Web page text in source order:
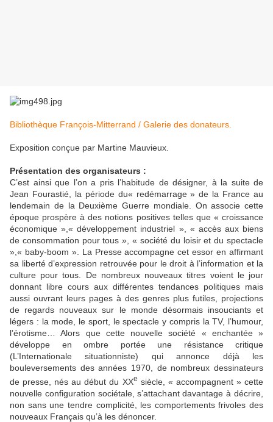
Bibliothèque François-Mitterrand / Galerie des donateurs
Exposition conçue par Martine Mauvieux.
Présentation des organisateurs :
C’est ainsi que l’on a pris l’habitude de désigner, à la suite de
Jean Fourastié, la période du« redémarrage » de la France au
lendemain de la Deuxième Guerre mondiale. On associe cette
époque prospère à des notions positives telles que « croissance
économique »,« développement industriel », « accès aux biens
de consommation pour tous », « société du loisir et du spectacle
»,« baby-boom ». La Presse accompagne cet essor en affirmant
sa liberté d’expression retrouvée pour le droit à l’information et la
culture pour tous. De nombreux nouveaux titres voient le jour
donnant libre cours aux différentes tendances politiques mais
aussi ouvrant leurs pages à des genres plus futiles, projections
de regards nouveaux sur le monde désormais insouciants et
légers : la mode, le sport, le spectacle y compris la TV, l’humour,
l’érotisme… Alors que cette nouvelle société « enchantée »
développe en ombre portée une résistance critique
(L’Internationale situationniste) qui annonce déjà les
bouleversements des années 1970, de nombreux dessinateurs
de presse, nés au début du XXe siècle, « accompagnent » cette
nouvelle configuration sociétale, s’attachant davantage à décrire,
non sans une tendre complicité, les comportements frivoles des
nouveaux Français qu’à les dénoncer.